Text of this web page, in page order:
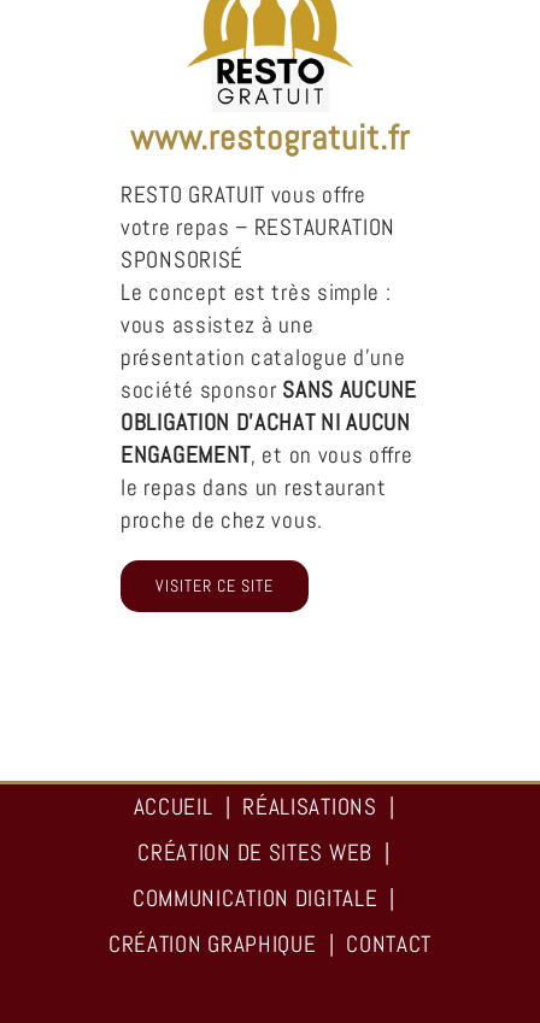
www.restogratuit.fr
RESTO GRATUIT vous offre
votre repas – RESTAURATION
SPONSORISÉ
Le concept est très simple :
vous assistez à une
présentation catalogue d’une
société sponsor SANS AUCUNE
OBLIGATION D’ACHAT NI AUCUN
ENGAGEMENT, et on vous offre
le repas dans un restaurant
proche de chez vous.
VISITER CE SITE
ACCUEIL
RÉALISATIONS
CRÉATION DE SITES WEB
COMMUNICATION DIGITALE
CRÉATION GRAPHIQUE
CONTACT